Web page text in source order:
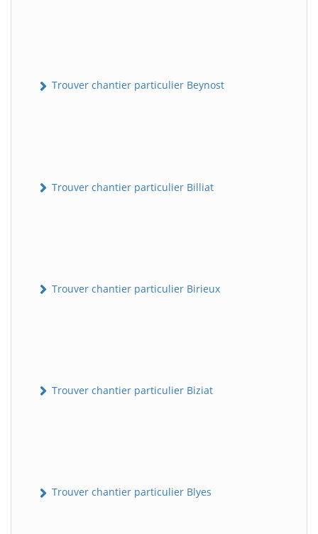
Trouver chantier particulier Beynost
Trouver chantier particulier Billiat
Trouver chantier particulier Birieux
Trouver chantier particulier Biziat
Trouver chantier particulier Blyes